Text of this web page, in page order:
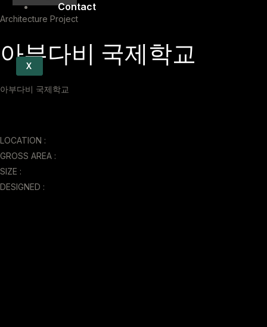
Contact
X
Architecture Project
아부다비 국제학교
아부다비 국제학교
LOCATION :
GROSS AREA :
SIZE :
DESIGNED :